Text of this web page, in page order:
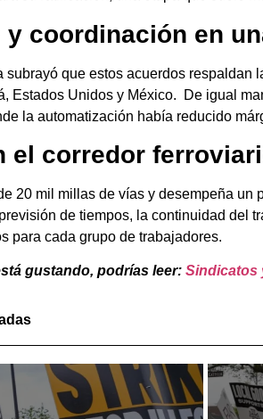
y coordinación en
subrayó que estos acuerdos
Estados Unidos y México. De igual
la automatización había reducido
el corredor
20 mil millas de vías y desempeña
de tiempos, la continuidad del
para cada grupo de trabajadores.
gustando, podrías leer: Sindicatos